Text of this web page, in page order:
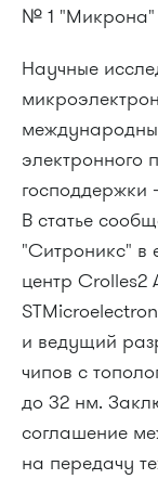
№ 1 "Микрона"
Научные
электронного
В статье
"Ситроникс" в
центр Crolles2
и ведущий
чипов с
до 32 нм.
соглашение
на передачу